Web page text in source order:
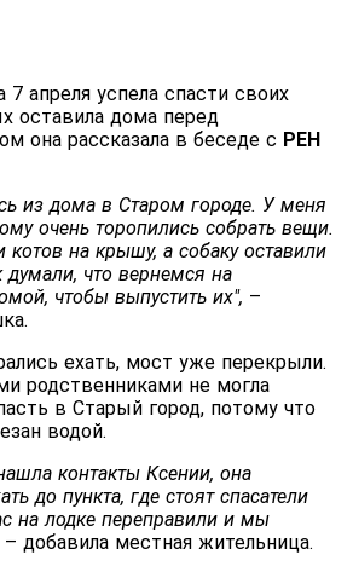
апреля успела спасти своих
оставила дома перед
она рассказала в беседе с РЕН
из дома в Старом городе. У меня
очень торопились собрать вещи.
котов на крышу, а собаку оставили
думали, что вернемся на
чтобы выпустить их", –
ехать, мост уже перекрыли.
родственниками не могла
в Старый город, потому что
водой.
контакты Ксении, она
до пункта, где стоят спасатели
на лодке переправили и мы
– добавила местная жительница.